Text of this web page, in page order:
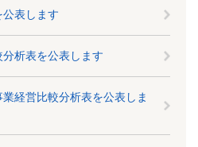
表します
析表を公表します
経営比較分析表を公表しま